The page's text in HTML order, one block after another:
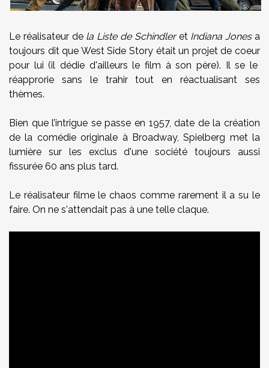
Le réalisateur dela Liste de Schindleret Indiana Jonesa
toujours dit que West Side Story était un projet de coeur
pour lui (il dédie d'ailleurs le film à son père). Il se le
réapprorie sans le trahir tout en réactualisant ses
thèmes.
Bien que l’intrigue se passe en 1957, date de la création
de la comédie originale à Broadway, Spielberg met la
lumière sur les exclus d'une société toujours aussi
fissurée 60 ans plus tard.
Le réalisateur filme le chaos comme rarement il a su le
faire. On ne s'attendait pas à une telle claque.